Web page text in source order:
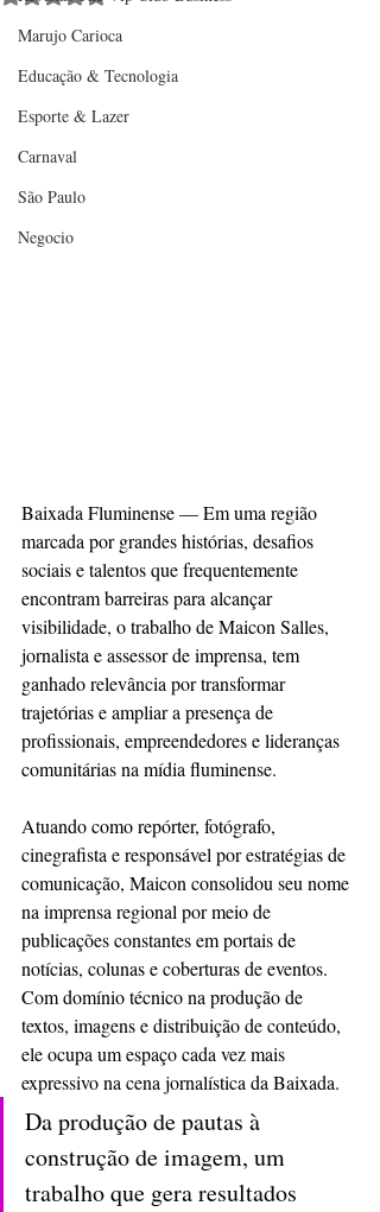
Marujo Carioca
Educação & Tecnologia
Esporte & Lazer
Carnaval
São Paulo
Negocio
Baixada Fluminense — Em uma região
marcada por grandes histórias, desafios
sociais e talentos que frequentemente
encontram barreiras para alcançar
visibilidade, o trabalho de Maicon Salles,
jornalista e assessor de imprensa, tem
ganhado relevância por transformar
trajetórias e ampliar a presença de
profissionais, empreendedores e lideranças
comunitárias na mídia fluminense.
Atuando como repórter, fotógrafo,
cinegrafista e responsável por estratégias de
comunicação, Maicon consolidou seu nome
na imprensa regional por meio de
publicações constantes em portais de
notícias, colunas e coberturas de eventos.
Com domínio técnico na produção de
textos, imagens e distribuição de conteúdo,
ele ocupa um espaço cada vez mais
expressivo na cena jornalística da Baixada.
Da produção de pautas à
construção de imagem, um
trabalho que gera resultados